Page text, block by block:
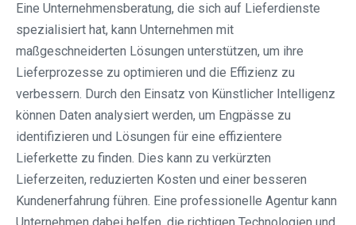
Eine Unternehmensberatung, die sich auf Lieferdienste
spezialisiert hat, kann Unternehmen mit
maßgeschneiderten Lösungen unterstützen, um ihre
Lieferprozesse zu optimieren und die Effizienz zu
verbessern. Durch den Einsatz von Künstlicher Intelligenz
können Daten analysiert werden, um Engpässe zu
identifizieren und Lösungen für eine effizientere
Lieferkette zu finden. Dies kann zu verkürzten
Lieferzeiten, reduzierten Kosten und einer besseren
Kundenerfahrung führen. Eine professionelle Agentur kann